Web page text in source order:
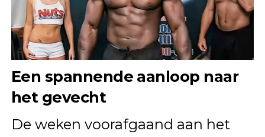
Een spannende aanloop naar
het gevecht
De weken voorafgaand aan het